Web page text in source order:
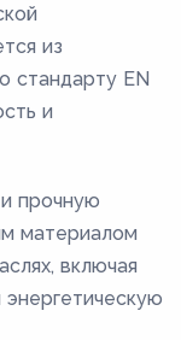
из
стандарту EN
и
прочную
материалом
включая